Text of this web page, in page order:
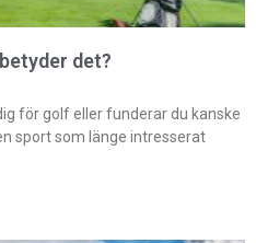
det?
för golf eller funderar du kanske
sport som länge intresserat